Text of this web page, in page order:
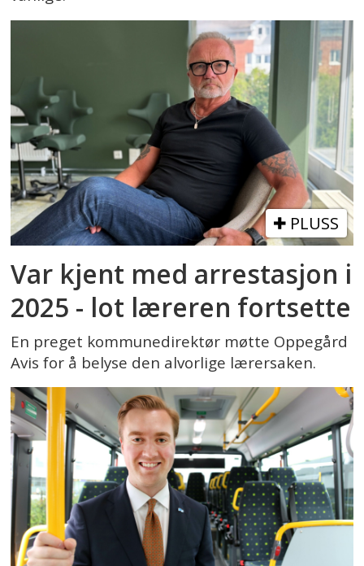
PLUSS
Var kjent med arrestasjon i
2025 - lot læreren fortsette
En preget kommunedirektør møtte Oppegård
Avis for å belyse den alvorlige lærersaken.